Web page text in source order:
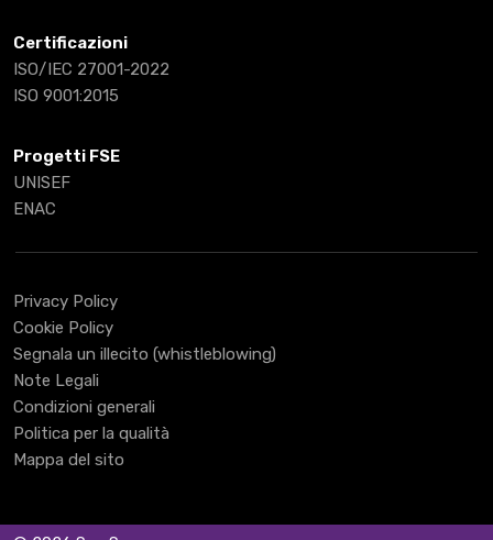
Certificazioni
ISO/IEC 27001-2022
ISO 9001:2015
Progetti FSE
UNISEF
ENAC
Privacy Policy
Cookie Policy
Segnala un illecito (whistleblowing)
Note Legali
Condizioni generali
Politica per la qualità
Mappa del sito